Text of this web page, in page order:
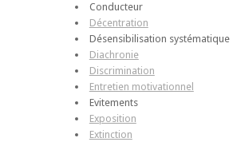
Conducteur
Décentration
Désensibilisation systématique
Diachronie
Discrimination
Entretien motivationnel
Evitements
Exposition
Extinction